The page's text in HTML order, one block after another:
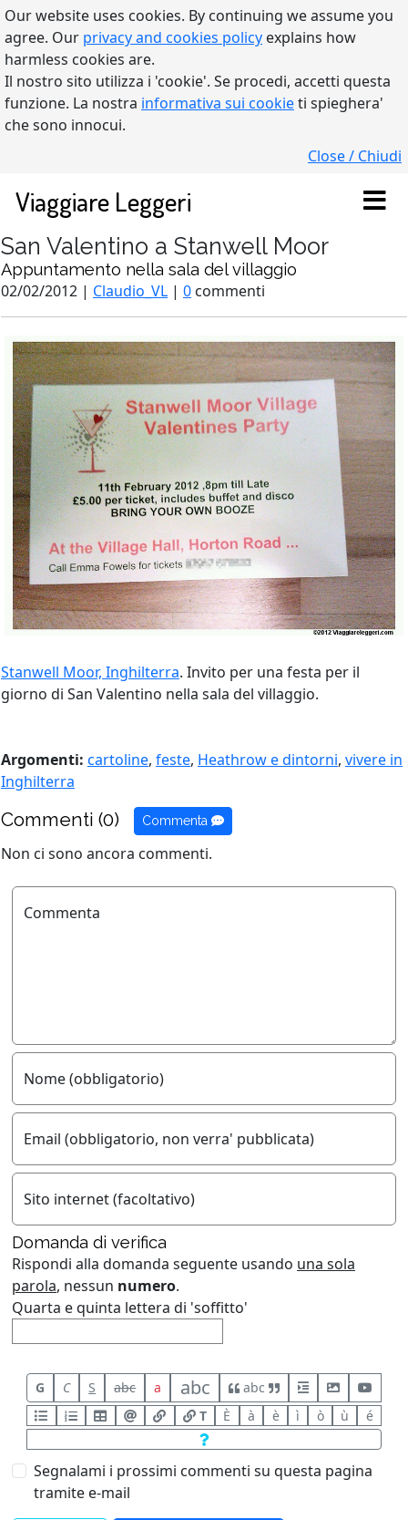
Our website uses cookies. By continuing we assume you
agree. Our privacy and cookies policy explains how
harmless cookies are.
Il nostro sito utilizza i 'cookie'. Se procedi, accetti questa
funzione. La nostra informativa sui cookieti spieghera'
che sono innocui.
Close / Chiudi
Viaggiare Leggeri
San Valentino a Stanwell Moor
Appuntamento nella sala del villaggio
02/02/2012 | Claudio_VL | 0 commenti
Stanwell Moor, Inghilterra. Invito per una festa per il
giorno di San Valentino nella sala del villaggio.
Argomenti: cartoline, feste, Heathrow e dintorni, vivere in
Inghilterra
Commenti (0) Commenta
Non ci sono ancora commenti.
Commenta
Nome (obbligatorio)
Email (obbligatorio, non verra' pubblicata)
Sito internet (facoltativo)
Domanda di verifica
Rispondi alla domanda seguente usando una sola
parola, nessun numero.
Quarta e quinta lettera di 'soffitto'
G C S abc a abc
abc
T
È à è ì ò ù é
Segnalami i prossimi commenti su questa pagina
tramite e-mail